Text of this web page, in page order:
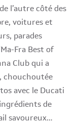
l’autre côté des
voitures et
parades
Fra Best of
Club qui a
chouchoutée
avec le Ducati
de
savoureux…